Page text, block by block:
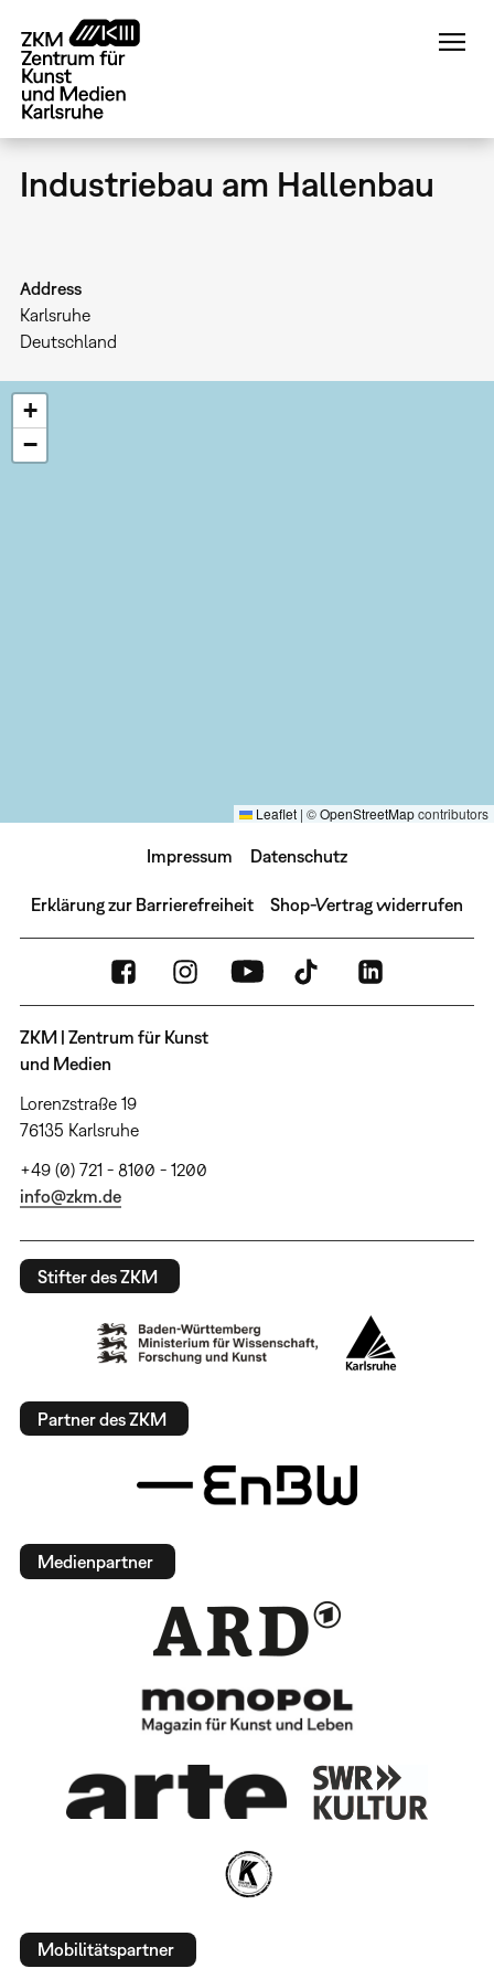
zum
Inhalt
Industriebau am Hallenbau
Address
Karlsruhe
Deutschland
+
−
Leaflet | ©OpenStreetMapcontributors
Impressum Datenschutz
Erklärung zur Barrierefreiheit Shop-Vertrag widerrufen
ZKM | Zentrum für Kunst
und Medien
Lorenzstraße 19
76135 Karlsruhe
+49 (0) 721 - 8100 - 1200
info@zkm.de
Stifter des ZKM
Partner des ZKM
Medienpartner
Mobilitätspartner